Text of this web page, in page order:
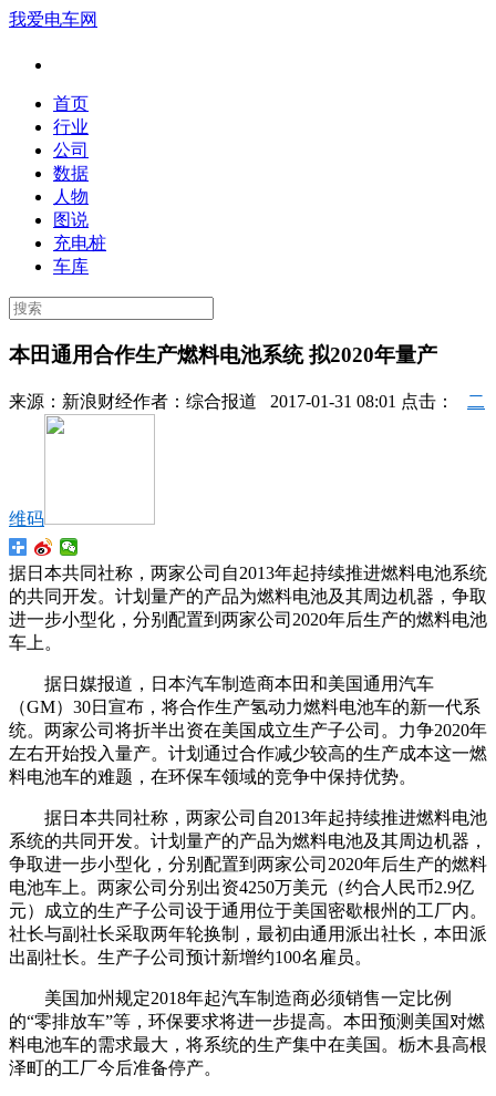
我爱电车网
首页
行业
公司
数据
人物
图说
充电桩
车库
本田通用合作生产燃料电池系统 拟2020年量产
来源： 新浪财经作者： 综合报道 2017-01-31 08:01 点击： 二
维码
据日本共同社称，两家公司自2013年起持续推进燃料电池系统
的共同开发。计划量产的产品为燃料电池及其周边机器，争取
进一步小型化，分别配置到两家公司2020年后生产的燃料电池
车上。
据日媒报道，日本汽车制造商本田和美国通用汽车
（GM）30日宣布，将合作生产氢动力燃料电池车的新一代系
统。两家公司将折半出资在美国成立生产子公司。力争2020年
左右开始投入量产。计划通过合作减少较高的生产成本这一燃
料电池车的难题，在环保车领域的竞争中保持优势。
据日本共同社称，两家公司自2013年起持续推进燃料电池
系统的共同开发。计划量产的产品为燃料电池及其周边机器，
争取进一步小型化，分别配置到两家公司2020年后生产的燃料
电池车上。两家公司分别出资4250万美元（约合人民币2.9亿
元）成立的生产子公司设于通用位于美国密歇根州的工厂内。
社长与副社长采取两年轮换制，最初由通用派出社长，本田派
出副社长。生产子公司预计新增约100名雇员。
美国加州规定2018年起汽车制造商必须销售一定比例
的“零排放车”等，环保要求将进一步提高。本田预测美国对燃
料电池车的需求最大，将系统的生产集中在美国。栃木县高根
泽町的工厂今后准备停产。